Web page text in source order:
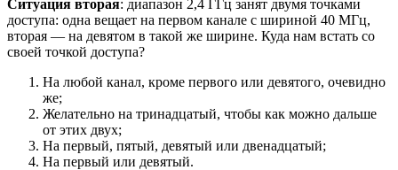
Ситуация вторая: диапазон 2,4 ГГц занят двумя точками
доступа: одна вещает на первом канале с шириной 40 МГц,
вторая — на девятом в такой же ширине. Куда нам встать со
своей точкой доступа?
На любой канал, кроме первого или девятого, очевидно
же;
Желательно на тринадцатый, чтобы как можно дальше
от этих двух;
На первый, пятый, девятый или двенадцатый;
На первый или девятый.